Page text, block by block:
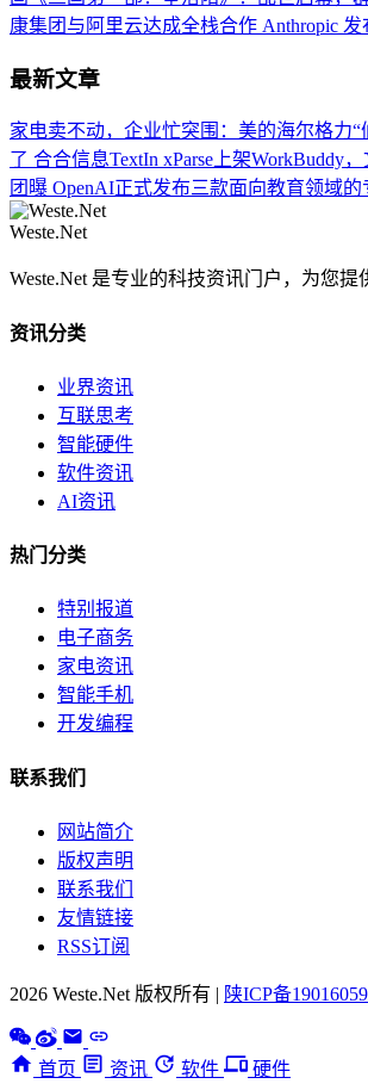
康集团与阿里云达成全栈合作 Anthropic 发
最新文章
家电卖不动，企业忙突围：美的海尔格力“
了 合合信息TextIn xParse上架WorkBuddy
团曝 OpenAI正式发布三款面向教育领域的
Weste.Net
Weste.Net 是专业的科技资讯门户，为您
资讯分类
业界资讯
互联思考
智能硬件
软件资讯
AI资讯
热门分类
特别报道
电子商务
家电资讯
智能手机
开发编程
联系我们
网站简介
版权声明
联系我们
友情链接
RSS订阅
2026 Weste.Net 版权所有 | 陕ICP备
首页 资讯 软件 硬件